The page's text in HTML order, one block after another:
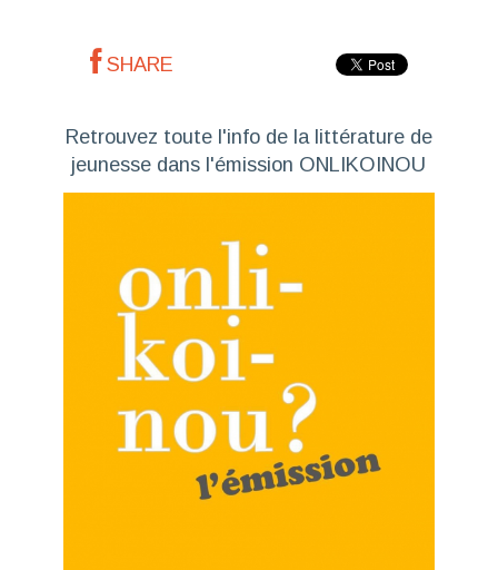
SHARE
Retrouvez toute l'info de la littérature de
jeunesse dans l'émission ONLIKOINOU